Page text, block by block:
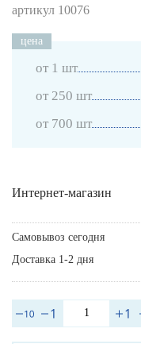
артикул 10076
цена
от 1 шт
от 250 шт
от 700 шт
Интернет-магазин
Самовывоз сегодня
Доставка 1-2 дня